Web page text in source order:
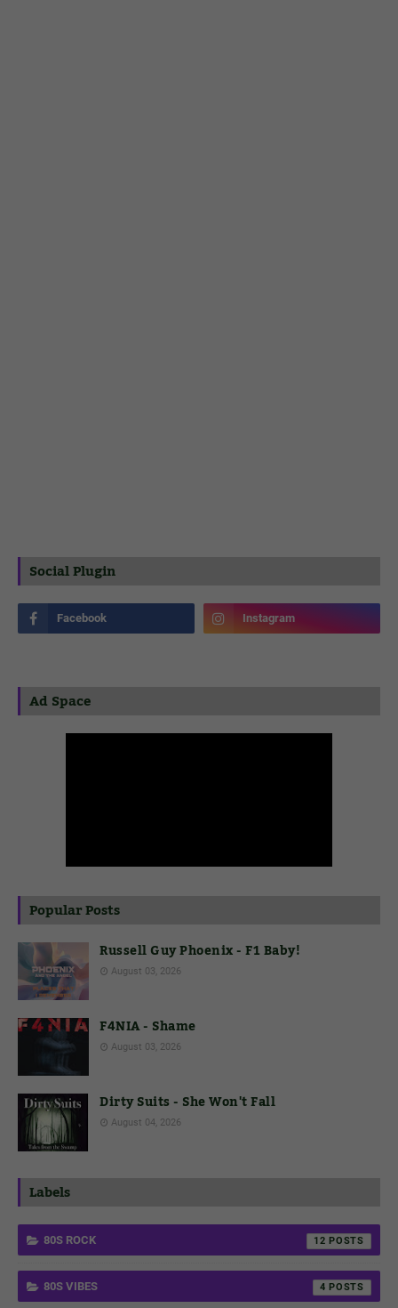
Social Plugin
Ad Space
Popular Posts
Russell Guy Phoenix - F1 Baby!
August 03, 2026
F4NIA - Shame
August 03, 2026
Dirty Suits - She Won't Fall
August 04, 2026
Labels
80S ROCK 12
80S VIBES 4